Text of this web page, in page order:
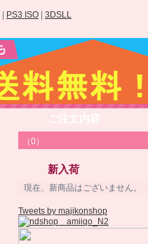
PS3 ISO 3DSLL
（0）
新入荷
現在、新商品はございません。
Tweets by majikonshop